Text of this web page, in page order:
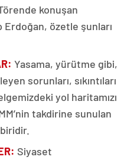
konuşan
Erdoğan, özetle şunları
Yasama, yürütme gibi,
sorunları, sıkıntıları
yol haritamızı
takdirine sunulan
Siyaset